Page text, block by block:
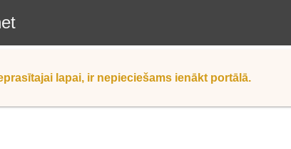
lapai, ir nepieciešams ienākt portālā.